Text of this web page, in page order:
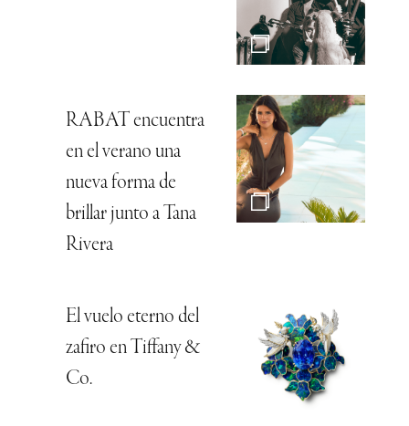
RABAT encuentra
en el verano una
nueva forma de
brillar junto a Tana
Rivera
El vuelo eterno del
zafiro en Tiffany &
Co.